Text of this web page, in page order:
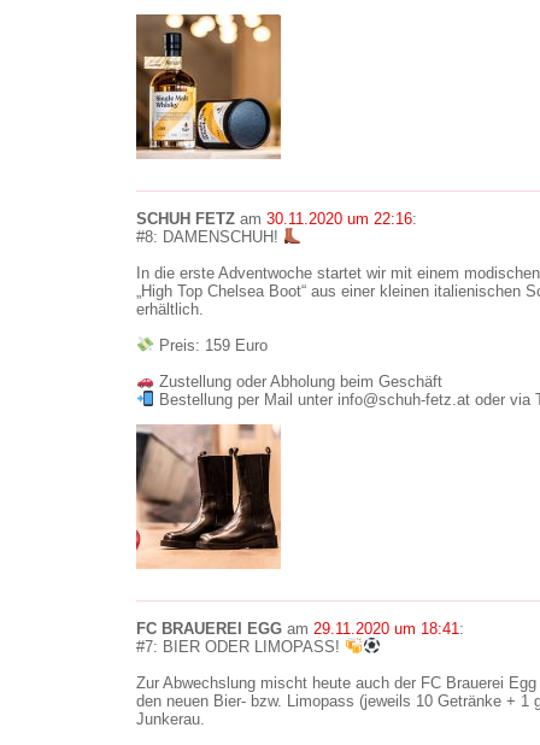
SCHUH FETZ am 30.11.2020 um 22:16:
#8: DAMENSCHUH!
In die erste Adventwoche startet wir mit einem
„High Top Chelsea Boot“ aus einer kleinen italienischen
erhältlich.
Preis: 159 Euro
Zustellung oder Abholung beim Geschäft
Bestellung per Mail unter info@schuh-fetz.at oder via
FC BRAUEREI EGG am 29.11.2020 um 18:41:
#7: BIER ODER LIMOPASS!
Zur Abwechslung mischt heute auch der FC Brauerei
den neuen Bier- bzw. Limopass (jeweils 10 Getränke + 1
Junkerau.